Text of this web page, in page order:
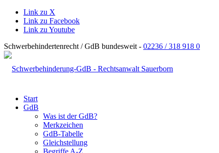
Link zu X
Link zu Facebook
Link zu Youtube
Schwerbehindertenrecht / GdB bundesweit - 02236 / 318 918 0
Start
GdB
Was ist der GdB?
Merkzeichen
GdB-Tabelle
Gleichstellung
Begriffe A-Z